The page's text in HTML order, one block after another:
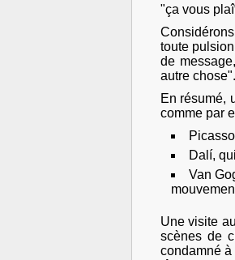
"ça vous
toute
de
autre chose".
En résumé,
comme par
Dalí,
Van
Une visite
scènes de
condamné